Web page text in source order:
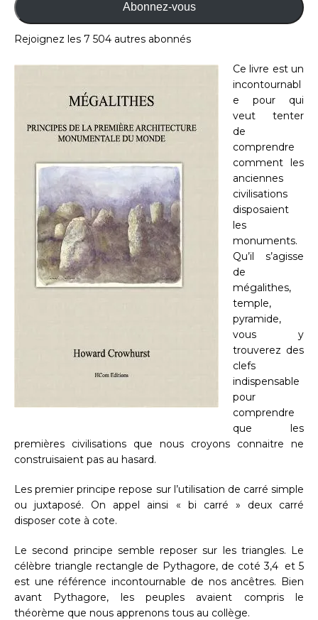
Abonnez-vous
Rejoignez les 7 504 autres abonnés
Ce livre est un
incontournabl
e pour qui
veut tenter
de
comprendre
comment les
anciennes
civilisations
disposaient
les
monuments.
Qu’il s’agisse
de
mégalithes,
temple,
pyramide,
vous y
trouverez des
clefs
indispensable
pour
comprendre
que les
premières civilisations que nous croyons connaitre ne
construisaient pas au hasard.
Les premier principe repose sur l’utilisation de carré simple
ou juxtaposé. On appel ainsi « bi carré » deux carré
disposer cote à cote.
Le second principe semble reposer sur les triangles. Le
célèbre triangle rectangle de Pythagore, de coté 3,4 et 5
est une référence incontournable de nos ancêtres. Bien
avant Pythagore, les peuples avaient compris le
théorème que nous apprenons tous au collège.